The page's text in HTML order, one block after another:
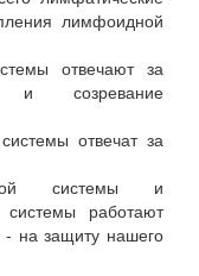
лимфоидной
отвечают за
созревание
отвечат за
системы и
работают
- на защиту нашего